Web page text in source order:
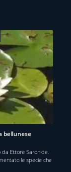
bellunese
Ettore Saronide.
le specie che